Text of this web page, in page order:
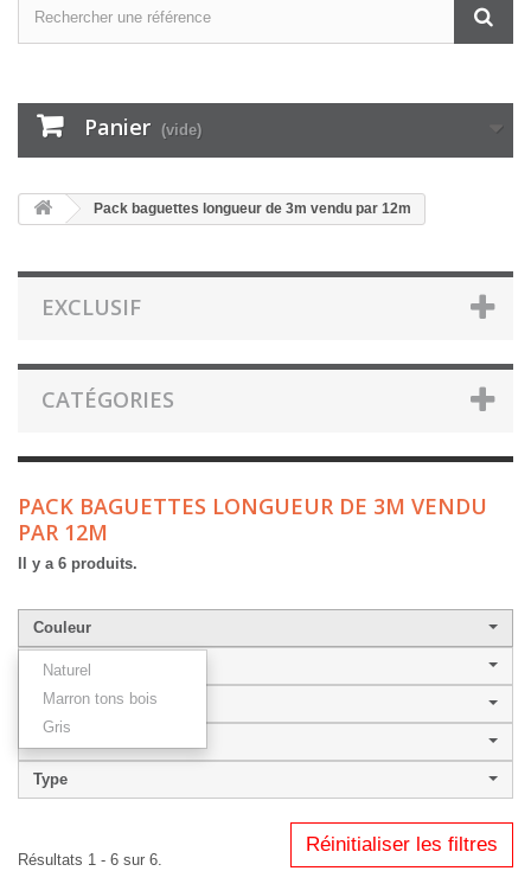
Panier (vide)
Pack baguettes longueur de 3m vendu par 12m
EXCLUSIF
CATÉGORIES
PACK BAGUETTES LONGUEUR DE 3M VENDU
PAR 12M
Il y a 6 produits.
Couleur
Naturel
Marron tons bois
Gris
Largeur de baguette
Style
Type
Réinitialiser les filtres
Résultats 1 - 6 sur 6.